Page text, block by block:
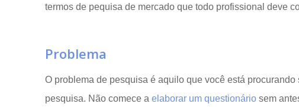
termos de pequisa de mercado que todo profissional deve
Problema
O problema de pesquisa é aquilo que você está
pesquisa. Não comece a elaborar um questionário sem